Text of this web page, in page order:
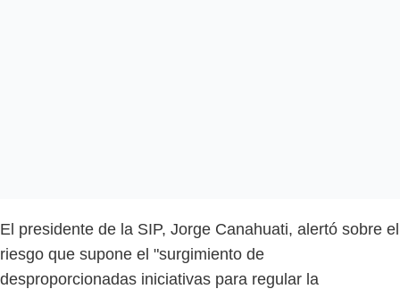
El presidente de la SIP, Jorge Canahuati, alertó sobre el
riesgo que supone el "surgimiento de
desproporcionadas iniciativas para regular la